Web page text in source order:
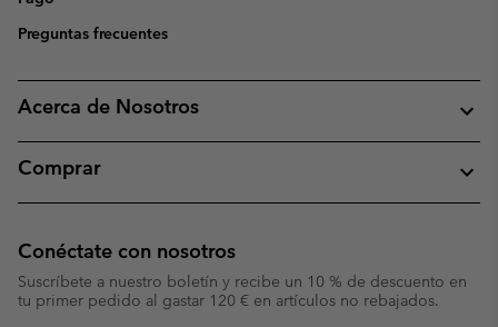
Preguntas frecuentes
Acerca de Nosotros
Comprar
Conéctate con nosotros
Suscríbete a nuestro boletín y recibe un 10 % de descuento en
tu primer pedido al gastar 120 € en artículos no rebajados.